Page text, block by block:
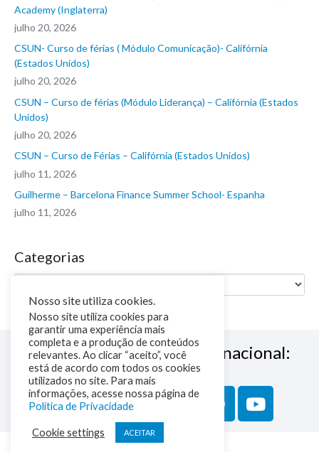
Academy (Inglaterra)
julho 20, 2026
CSUN- Curso de férias ( Módulo Comunicação)- Califórnia
(Estados Unidos)
julho 20, 2026
CSUN – Curso de férias (Módulo Liderança) – Califórnia (Estados
Unidos)
julho 20, 2026
CSUN – Curso de Férias – Califórnia (Estados Unidos)
julho 11, 2026
Guilherme – Barcelona Finance Summer School- Espanha
julho 11, 2026
Categorias
Siga a NM Educação Internacional:
Nosso site utiliza cookies.
Nosso site utiliza cookies para
garantir uma experiência mais
completa e a produção de conteúdos
relevantes. Ao clicar “aceito”, você
está de acordo com todos os cookies
utilizados no site. Para mais
informações, acesse nossa página de
Política de Privacidade
Cookie settings ACEITAR